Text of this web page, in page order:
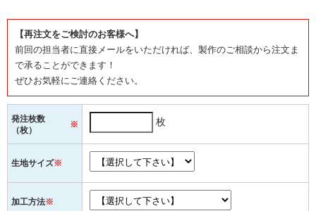
【再注文をご検討のお客様へ】
前回の担当者に直接メールをいただければ、製作のご相談から注文ま
で承ることができます！
ぜひお気軽にご連絡ください。
発注枚数
（枚）
※ 枚
生地サイズ※
加工方法※